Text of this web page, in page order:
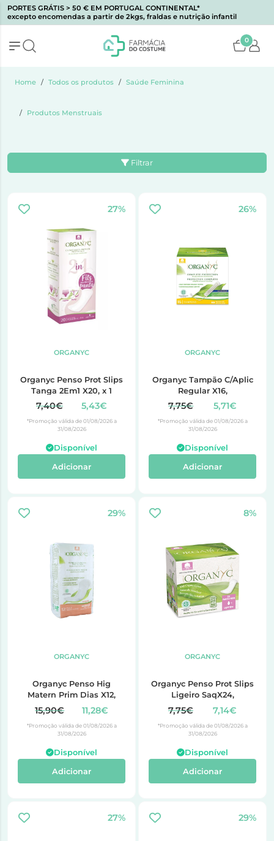
PORTES GRÁTIS > 50 € EM PORTUGAL CONTINENTAL*
excepto encomendas a partir de 2kgs, fraldas e nutrição infantil
0
Home Todos os produtos Saúde Feminina
Produtos Menstruais
Filtrar
27%
ORGANYC
Organyc Penso Prot Slips
Tanga 2Em1 X20, x 1
7,40€ 5,43€
*Promoção válida de 01/08/2026 a
31/08/2026
Disponível
Adicionar
26%
ORGANYC
Organyc Tampão C/Aplic
Regular X16,
7,75€ 5,71€
*Promoção válida de 01/08/2026 a
31/08/2026
Disponível
Adicionar
29%
ORGANYC
Organyc Penso Hig
Matern Prim Dias X12,
15,90€ 11,28€
*Promoção válida de 01/08/2026 a
31/08/2026
Disponível
Adicionar
8%
ORGANYC
Organyc Penso Prot Slips
Ligeiro SaqX24,
7,75€ 7,14€
*Promoção válida de 01/08/2026 a
31/08/2026
Disponível
Adicionar
27% 29%